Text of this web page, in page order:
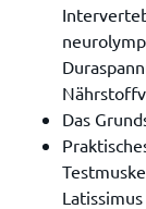
Das